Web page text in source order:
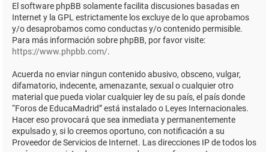
El software phpBB solamente facilita discusiones basadas en
Internet y la GPL estrictamente los excluye de lo que aprobamos
y/o desaprobamos como conductas y/o contenido permisible.
Para más información sobre phpBB, por favor visite:
https://www.phpbb.com/.
Acuerda no enviar ningun contenido abusivo, obsceno, vulgar,
difamatorio, indecente, amenazante, sexual o cualquier otro
material que pueda violar cualquier ley de su país, el país donde
“Foros de EducaMadrid” está instalado o Leyes Internacionales.
Hacer eso provocará que sea inmediata y permanentemente
expulsado y, si lo creemos oportuno, con notificación a su
Proveedor de Servicios de Internet. Las direcciones IP de todos los